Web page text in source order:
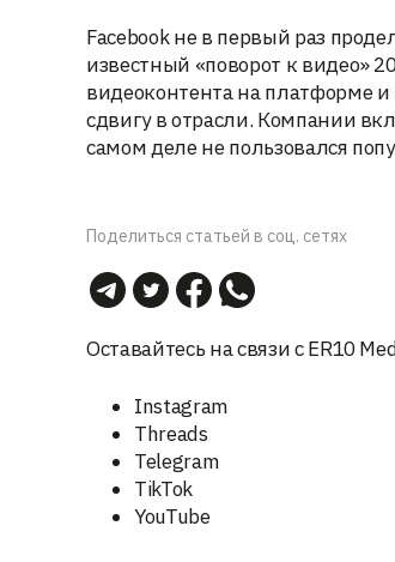
Facebook не в первый раз
известный «поворот к видео»
видеоконтента на платформе
сдвигу в отрасли. Компании
самом деле не пользовался
Поделиться статьей в соц. сетях
Оставайтесь на связи с ER10
Instagram
Threads
Telegram
TikTok
YouTube